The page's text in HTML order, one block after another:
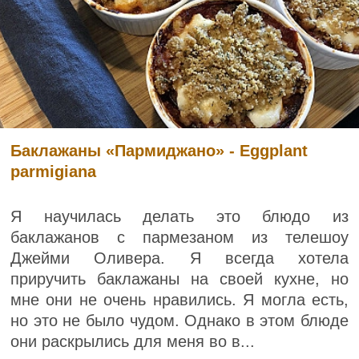
Баклажаны «Пармиджано» - Eggplant
parmigiana
Я научилась делать это блюдо из
баклажанов с пармезаном из телешоу
Джейми Оливера. Я всегда хотела
приручить баклажаны на своей кухне, но
мне они не очень нравились. Я могла есть,
но это не было чудом. Однако в этом блюде
они раскрылись для меня во в...